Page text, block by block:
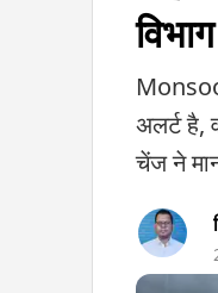
अलर्ट है,
चेंज ने